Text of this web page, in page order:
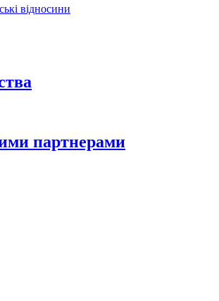
відносини
партнерами